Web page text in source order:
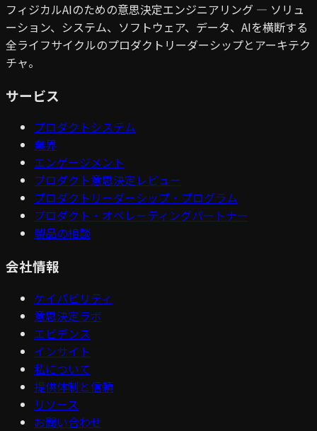
フィジカルAIのための意思決定エンジニアリング — ソリュ
ーション、システム、ソフトウェア、データ、AIを横断する
全ライフサイクルのプロダクトリーダーシップとアーキテク
チャ。
サービス
プロダクトシステム
業界
エンゲージメント
プロダクト意思決定レビュー
プロダクトリーダーシップ・プログラム
プロダクト・オペレーティングパートナー
製品の相談
会社情報
ケイパビリティ
意思決定ラボ
エビデンス
インサイト
私について
提供体制と信頼
リソース
お問い合わせ